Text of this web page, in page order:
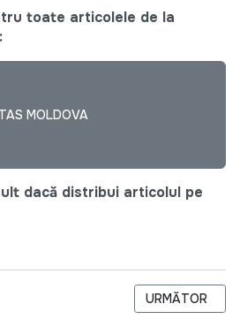
toate articolele de la
MOLDOVA
dacă distribui articolul pe
INVITAȚIE DE PARTICIPARE LA
ARTICOLUL
URMĂTOR